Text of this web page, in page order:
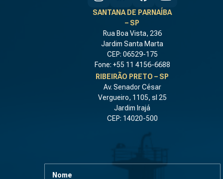
SANTANA DE PARNAÍBA
– SP
Rua Boa Vista, 236
Jardim Santa Marta
CEP: 06529-175
Fone: +55 11 4156-6688
RIBEIRÃO PRETO – SP
Av. Senador César
Vergueiro, 1105, sl 25
Jardim Irajá
CEP: 14020-500